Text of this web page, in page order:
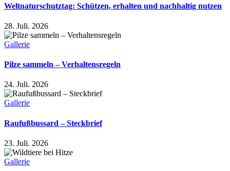
Weltnaturschutztag: Schützen, erhalten und nachhaltig nutzen
28. Juli. 2026
Gallerie
Pilze sammeln – Verhaltensregeln
24. Juli. 2026
Gallerie
Raufußbussard – Steckbrief
23. Juli. 2026
Gallerie